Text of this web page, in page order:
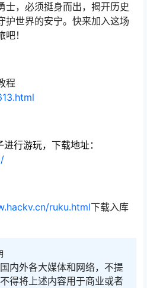
士，必须挺身而出，揭开历史
护世界的安宁。快来加入这场
！
程
行游玩，下载地址：
ruku.html下载入库
声明
内外各大媒体和网络，不提
得将上述内容用于商业或者